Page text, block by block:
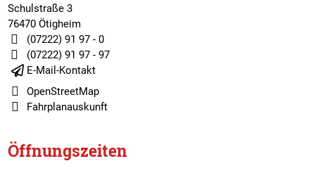
Schulstraße 3
76470 Ötigheim
(07222) 91 97 - 0
(07222) 91 97 - 97
E-Mail-Kontakt
OpenStreetMap
Fahrplanauskunft
Öffnungszeiten